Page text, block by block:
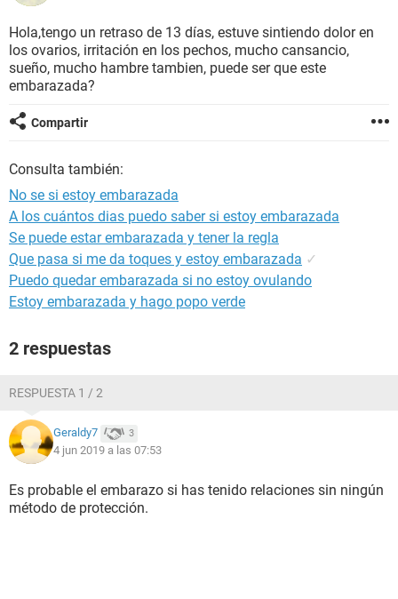
BIENESTAR
SEXUALIDAD
GLOSARIO
Hola,tengo un retraso de 13 días, estuve sintiendo dolor en
los ovarios, irritación en los pechos, mucho cansancio,
sueño, mucho hambre tambien, puede ser que este
embarazada?
Compartir
Consulta también:
No se si estoy embarazada
A los cuántos dias puedo saber si estoy embarazada
Se puede estar embarazada y tener la regla
Que pasa si me da toques y estoy embarazada ✓
Puedo quedar embarazada si no estoy ovulando
Estoy embarazada y hago popo verde
2 respuestas
RESPUESTA 1 / 2
Geraldy7 3
4 jun 2019 a las 07:53
Es probable el embarazo si has tenido relaciones sin ningún
método de protección.